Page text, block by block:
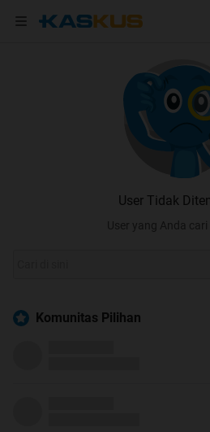
User Tidak
User yang Anda
Komunitas Pilihan